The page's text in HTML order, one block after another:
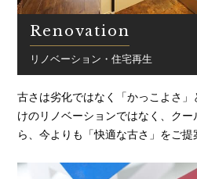
Renovation
リノベーション・住宅再生
古さは劣化ではなく「かっこよさ
けのリノベーションではなく、ク
ら、今よりも「快適な古さ」をご提